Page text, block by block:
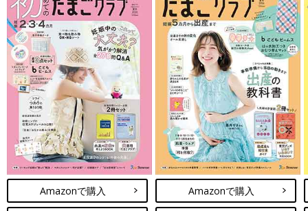
●前で装着できてラク。誤ってはずれてしま
う心配もなく安心。（愛知県／産後4ヶ月
のママ）
●新生児期から使え、首がすわったら家事を
するときにおんぶできて◎。（愛知県／産
後5ヶ月のママ）
●コンパクトで、ほかのものよりかさばらな
い。（大阪府／産後7ヶ月のママ）
●つくりが大きすぎず、背が低いママでも着
けやすい。（広島県／産後7ヶ月のママ）
Amazonで見る
Amazonで購入 Amazonで購入